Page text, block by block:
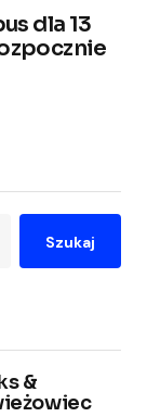
dla 13
Szukaj
&